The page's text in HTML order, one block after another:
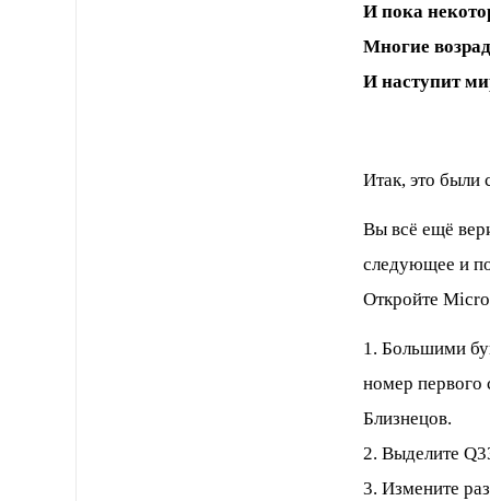
И пока
Многие
И наступит
Итак, это были
Вы всё ещё
следующее и
Откройте
1. Большими
номер первого
Близнецов.
2. Выделите
3. Измените